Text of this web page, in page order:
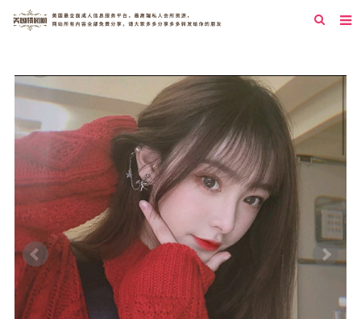
纽约
洛杉矶
芝加哥
新泽西
圣地亚哥